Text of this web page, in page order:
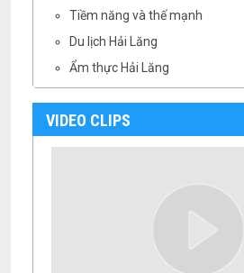
Tiềm năng và thế mạnh
Du lịch Hải Lăng
Ẩm thực Hải Lăng
VIDEO CLIPS